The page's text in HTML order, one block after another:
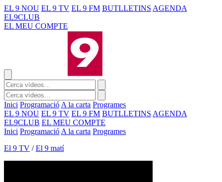
EL 9 NOU EL 9 TV EL 9 FM BUTLLETINS AGENDA
EL9CLUB
EL MEU COMPTE
Inici Programació A la carta Programes
EL 9 NOU EL 9 TV EL 9 FM BUTLLETINS AGENDA
EL9CLUB EL MEU COMPTE
Inici Programació A la carta Programes
El 9 TV / El 9 matí